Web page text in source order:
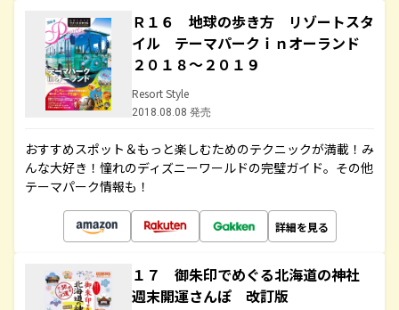
Ｒ１６ 地球の歩き方 リゾートスタ
イル テーマパークｉｎオーランド
２０１８～２０１９
Resort Style
2018.08.08 発売
おすすめスポット＆もっと楽しむためのテクニックが満載！み
んな大好き！憧れのディズニーワールドの完璧ガイド。その他
テーマパーク情報も！
詳細を見る
１７ 御朱印でめぐる北海道の神社
週末開運さんぽ 改訂版